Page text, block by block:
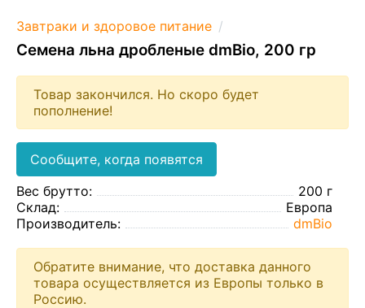
Завтраки и здоровое питание
Семена льна дробленые dmBio, 200 гр
Товар закончился. Но скоро будет
пополнение!
Сообщите, когда появятся
Вес брутто:
200 г
Склад:
Европа
Производитель:
dmBio
Обратите внимание, что доставка данного
товара осуществляется из Европы только в
Россию.